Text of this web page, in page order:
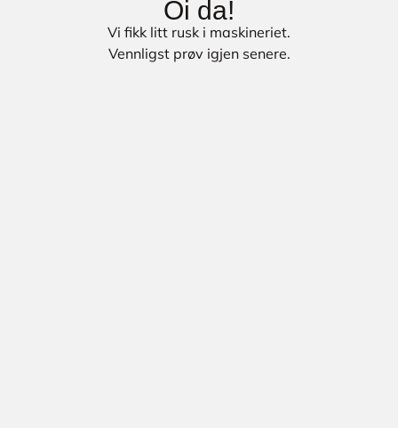
Oi da!
Vi fikk litt rusk i maskineriet.
Vennligst prøv igjen senere.